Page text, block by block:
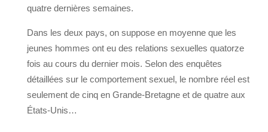
quatre dernières semaines.
Dans les deux pays, on suppose en moyenne que les
jeunes hommes ont eu des relations sexuelles quatorze
fois au cours du dernier mois. Selon des enquêtes
détaillées sur le comportement sexuel, le nombre réel est
seulement de cinq en Grande-Bretagne et de quatre aux
États-Unis…